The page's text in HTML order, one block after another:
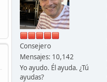
Consejero
Mensajes: 10,142
Yo ayudo. Él ayuda. ¿Tú
ayudas?